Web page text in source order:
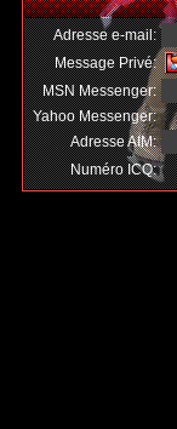
Adresse e-mail:
Message Privé:
MSN Messenger:
Yahoo Messenger:
Adresse AIM:
Numéro ICQ: